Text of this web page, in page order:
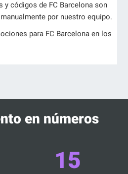
y códigos de FC Barcelona son
por nuestro equipo.
para FC Barcelona en los
en números
15